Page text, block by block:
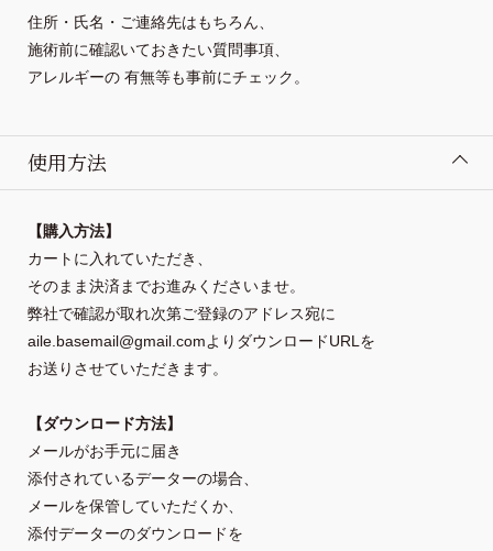
住所・氏名・ご連絡先はもちろん、
施術前に確認いておきたい質問事項、
アレルギーの 有無等も事前にチェック。
使用方法
【購入方法】
カートに入れていただき、
そのまま決済までお進みくださいませ。
弊社で確認が取れ次第ご登録のアドレス宛に
aile.basemail@gmail.comよりダウンロードURLを
お送りさせていただきます。
【ダウンロード方法】
メールがお手元に届き
添付されているデーターの場合、
メールを保管していただくか、
添付データーのダウンロードを